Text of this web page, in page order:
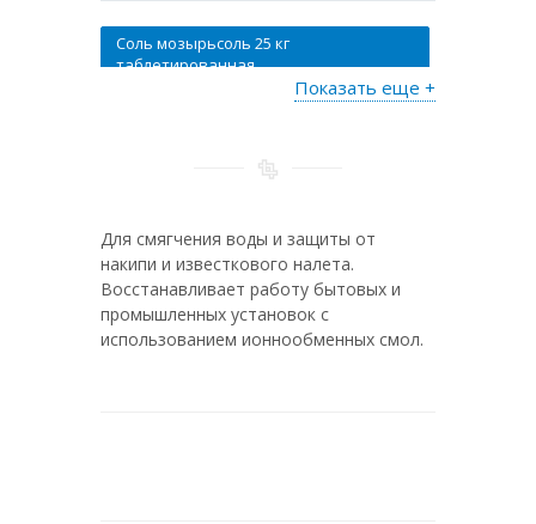
Соль мозырьсоль 25 кг
таблетированная
Соль таблетированная мозырьсоль в
мешках по 25 кг
Руссоль таблетированная
Соль таблетированная 50 кг
Показать еще +
Для смягчения воды и защиты от
накипи и известкового налета.
Восстанавливает работу бытовых и
промышленных установок с
использованием ионнообменных смол.